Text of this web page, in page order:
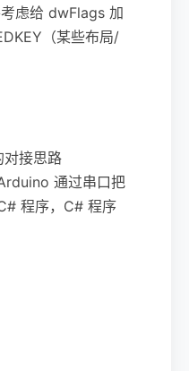
虑给 dwFlags 加
（某些布局/
接思路
通过串口把
程序，C# 程序